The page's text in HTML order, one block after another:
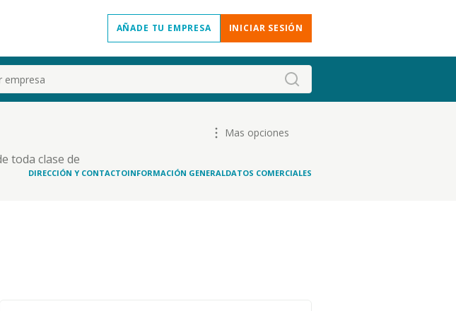
AÑADE TU EMPRESA INICIAR SESIÓN
toda clase de
funerarios.
Mas opciones
DIRECCIÓN Y CONTACTOINFORMACIÓN GENERALDATOS COMERCIALES